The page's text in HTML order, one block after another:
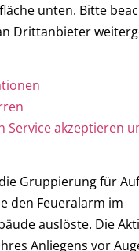
unten. Bitte
Drittanbieter
Service akzeptieren
Gruppierung für
den Feueralarm im
auslöste. Die
Anliegens vor